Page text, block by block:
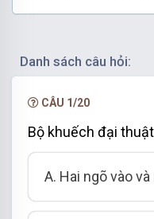
Danh sách câu hỏi:
CÂU 1/20
Bộ khuếch đại
A. Hai ngõ vào